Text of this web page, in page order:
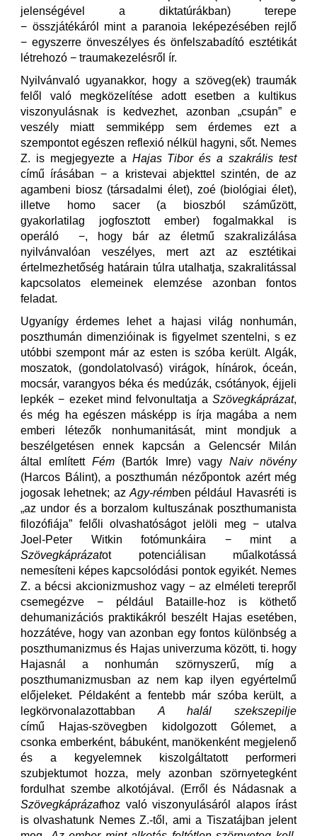
jelenségével a diktatúrákban) terepe
− összjátékáról mint a paranoia leképezésében rejlő
− egyszerre önveszélyes és önfelszabadító esztétikát
létrehozó − traumakezelésről ír.
Nyilvánvaló ugyanakkor, hogy a szöveg(ek) traumák
felől való megközelítése adott esetben a kultikus
viszonyulásnak is kedvezhet, azonban „csupán” e
veszély miatt semmiképp sem érdemes ezt a
szempontot egészen reflexió nélkül hagyni, sőt. Nemes
Z. is megjegyezte a Hajas Tibor és a szakrális test
című írásában − a kristevai abjekttel szintén, de az
agambeni biosz (társadalmi élet), zoé (biológiai élet),
illetve homo sacer (a bioszból száműzött,
gyakorlatilag jogfosztott ember) fogalmakkal is
operáló −, hogy bár az életmű szakralizálása
nyilvánvalóan veszélyes, mert azt az esztétikai
értelmezhetőség határain túlra utalhatja, szakralitással
kapcsolatos elemeinek elemzése azonban fontos
feladat.
Ugyanígy érdemes lehet a hajasi világ nonhumán,
poszthumán dimenzióinak is figyelmet szentelni, s ez
utóbbi szempont már az esten is szóba került. Algák,
moszatok, (gondolatolvasó) virágok, hínárok, óceán,
mocsár, varangyos béka és medúzák, csótányok, éjjeli
lepkék − ezeket mind felvonultatja a Szövegkáprázat,
és még ha egészen másképp is írja magába a nem
emberi létezők nonhumanitását, mint mondjuk a
beszélgetésen ennek kapcsán a Gelencsér Milán
által említettFém (Bartók Imre) vagy Naiv növény
(Harcos Bálint), a poszthumán nézőpontok azért még
jogosak lehetnek; az Agy-rémben például Havasréti is
„az undor és a borzalom kultuszának poszthumanista
filozófiája” felőli olvashatóságot jelöli meg − utalva
Joel-Peter Witkin fotómunkáira − mint a
Szövegkáprázatot potenciálisan műalkotássá
nemesíteni képes kapcsolódási pontok egyikét. Nemes
Z. a bécsi akcionizmushoz vagy − az elméleti terepről
csemegézve − például Bataille-hoz is köthető
dehumanizációs praktikákról beszélt Hajas esetében,
hozzátéve, hogy van azonban egy fontos különbség a
poszthumanizmus és Hajas univerzuma között, ti. hogy
Hajasnál a nonhumán szörnyszerű, míg a
poszthumanizmusban az nem kap ilyen egyértelmű
előjeleket. Példaként a fentebb már szóba került, a
legkörvonalazottabban A halál szekszepilje
című Hajas-szövegben kidolgozott Gólemet, a
csonka emberként, bábuként, manökenként megjelenő
és a kegyelemnek kiszolgáltatott performeri
szubjektumot hozza, mely azonban szörnyetegként
fordulhat szembe alkotójával. (Erről és Nádasnak a
Szövegkáprázathoz való viszonyulásáról alapos írást
is olvashatunk Nemes Z.-től, ami a Tiszatájban jelent